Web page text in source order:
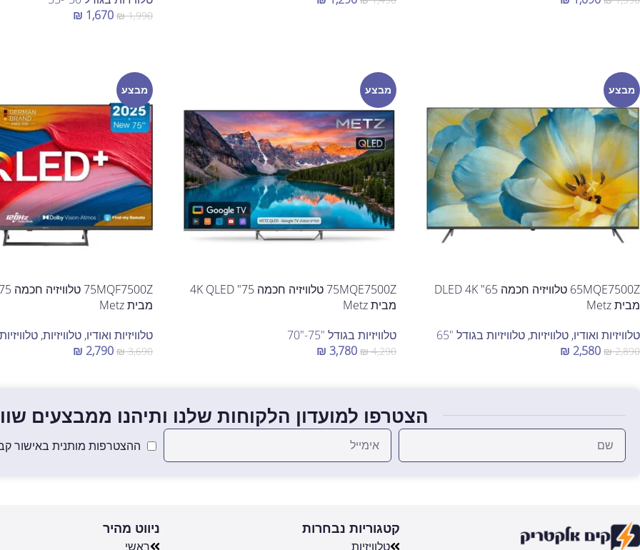
₪1,990
₪ 1,670
מבצע
65MQE7500Z טלוויזיה חכמה 65" DLED 4K
מבית Metz
טלוויזיות ואודיו, טלוויזיות, טלוויזיות בגודל "65
₪2,890
₪ 2,580
מבצע
75MQE7500Z טלוויזיה חכמה 75" 4K QLED
מבית Metz
טלוויזיות בגודל "75-"70
₪4,290
₪ 3,780
מבצע
מבית Metz
טלוויזיות ואודיו, טלוויזיות, טלוויזיות
₪3,690
₪ 2,790
הצטרפו למועדון הלקוחות שלנו ותיהנו ממבצעים
ההצטרפות מותנית באישור
קטגוריות נבחרות
טלוויזיות
ניווט מהיר
ראשי